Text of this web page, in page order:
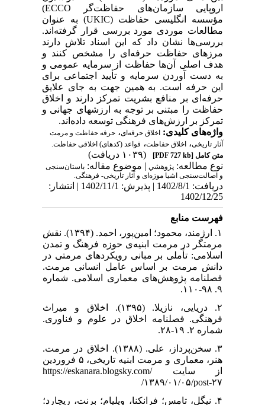
اروپایی سازمان‌های حفاظت‌گر ECCO)
مؤسسه انگلیسی حفاظت (UKIC) به عنوان
مطالعات موردی مورد بررسی قرار گرفته‌اند.
بررسی‌ها نشان داد که این اسناد تلاش دارند
مرزهای حفاظت حرفه‌ای را مشخص کنند و
هدف اصلی آن‌ها حفاظت از سرمایه عمومی و
به دست آوردن سرمایه و تأیید اجتماعی برای
این حرفه است. به همین جهت به جای علایق
حرفه‌ای بر منافع بشریت تمرکز دارند و اخلاق
حفاظت را مبتنی بر توجه به ارزشهای جهانی و
تمرکز بر ارزش‌های فرهنگی توسعه داده‌اند.
واژه‌های کلیدی: اخلاق حرفه‌ای، حرفه حفاظت و مرمت
آثار تاریخی، اخلاق حفاظت، قواعد (کدهای) اخلاقی حفاظت.
متن کامل [PDF 727 kb]
(۱۰۳۹ دریافت)
نوع مطالعه: پژوهشي| موضوع مقاله: باستان‌سنجی
و اصالت‌سنجی اشیا موزه‌ای و آثار تاریخی- فرهنگی.
دریافت: 1402/8/1 | پذیرش: 1402/11/1 | انتشار:
1402/12/25
فهرست منابع
۱. ارژمند، محمود؛ امین‌پور، احمد. (۱۳۹۴). نقش
مرمتگر در مرمت ابنیه‌ی حوزه فرهنگ و تمدن
اسلامی: تأملی بر مبانی رویکردهای مرمتی در
دانش مرمت بر اساس عامل انسانی مرمت.
فصلنامه پژوهش‌های معماری اسلامی. شماره
۹. ۹۸-۱۱۰.
۲. دریایی، نازیلا. (۱۳۹۵). اخلاق و میراث
فرهنگی. فصلنامه اخلاق در علوم و فناوری.
شماره ۲. ۱۹-۲۸.
۳. سخن‌پرداز، علی. (۱۳۸۸). اخلاق در مرمت.
هنر، معماری و مرمت ابنیه تاریخی، ۵ فروردین
از سایت https://eskanara.blogsky.com/
۱۳۸۹/۰۱/۰۵/post-۲۷/
۴. نیگل، تامس؛ فرانکنا، ویلیام؛ برنت، ریچارد؛